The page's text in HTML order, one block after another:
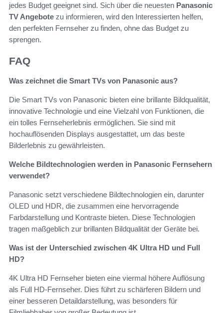
jedes Budget geeignet sind. Sich über die neuesten Panasonic
TV Angebote zu informieren, wird den Interessierten helfen,
den perfekten Fernseher zu finden, ohne das Budget zu
sprengen.
FAQ
Was zeichnet die Smart TVs von Panasonic aus?
Die Smart TVs von Panasonic bieten eine brillante Bildqualität,
innovative Technologie und eine Vielzahl von Funktionen, die
ein tolles Fernseherlebnis ermöglichen. Sie sind mit
hochauflösenden Displays ausgestattet, um das beste
Bilderlebnis zu gewährleisten.
Welche Bildtechnologien werden in Panasonic Fernsehern
verwendet?
Panasonic setzt verschiedene Bildtechnologien ein, darunter
OLED und HDR, die zusammen eine hervorragende
Farbdarstellung und Kontraste bieten. Diese Technologien
tragen maßgeblich zur brillanten Bildqualität der Geräte bei.
Was ist der Unterschied zwischen 4K Ultra HD und Full
HD?
4K Ultra HD Fernseher bieten eine viermal höhere Auflösung
als Full HD-Fernseher. Dies führt zu schärferen Bildern und
einer besseren Detaildarstellung, was besonders für